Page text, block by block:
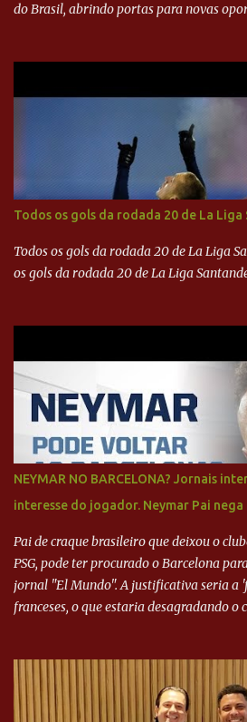
do Brasil, abrindo portas para novas
Todos os gols da rodada 20 de La
Todos os gols da rodada 20 de La Liga
os gols da rodada 20 de La Liga
NEYMAR NO BARCELONA? Jornais
interesse do jogador. Neymar Pai nega
Pai de craque brasileiro que deixou o
PSG, pode ter procurado o Barcelona
jornal "El Mundo". A justificativa seria a
franceses, o que estaria desagradando o
Neymar Pai nega